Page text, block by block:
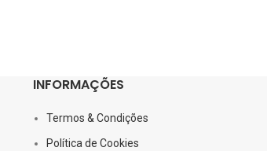
INFORMAÇÕES
Termos & Condições
Política de Cookies